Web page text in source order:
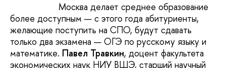
Москва делает среднее образование
более доступным — с этого года абитуриенты,
желающие поступить на СПО, будут сдавать
только два экзамена — ОГЭ по русскому языку и
математике. Павел Травкин, доцент факультета
экономических наук НИУ ВШЭ, старший научный